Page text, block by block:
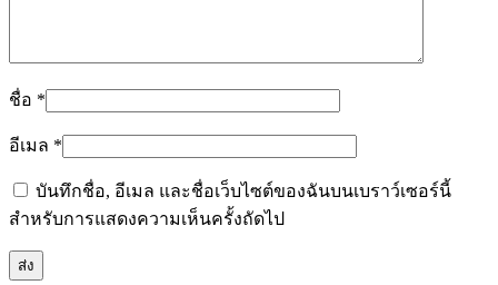
ชื่อ *
อีเมล *
บันทึกชื่อ, อีเมล และชื่อเว็บไซต์ของฉันบนเบราว์เซอร์นี้
สำหรับการแสดงความเห็นครั้งถัดไป